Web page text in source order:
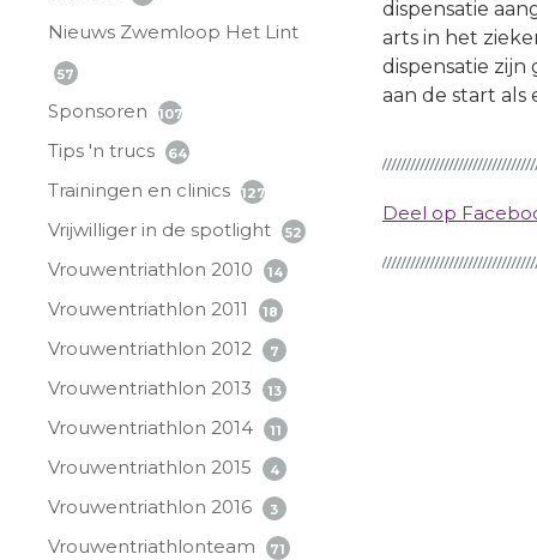
Nieuws Zwemloop Het Lint
57
Sponsoren 107
Tips 'n trucs 64
Trainingen en clinics 127
Vrijwilliger in de spotlight 52
Vrouwentriathlon 2010 14
Vrouwentriathlon 2011 18
Vrouwentriathlon 2012 7
Vrouwentriathlon 2013 13
Vrouwentriathlon 2014 11
Vrouwentriathlon 2015 4
Vrouwentriathlon 2016 3
Vrouwentriathlonteam 71
dispensatie
arts in het
dispensatie
aan de start
Deel op